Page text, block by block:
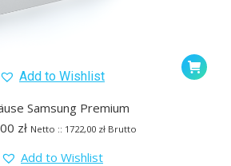
Add to Wishlist
Samsung Premium
zł Netto :: 1722,00 złBrutto
Add to Wishlist